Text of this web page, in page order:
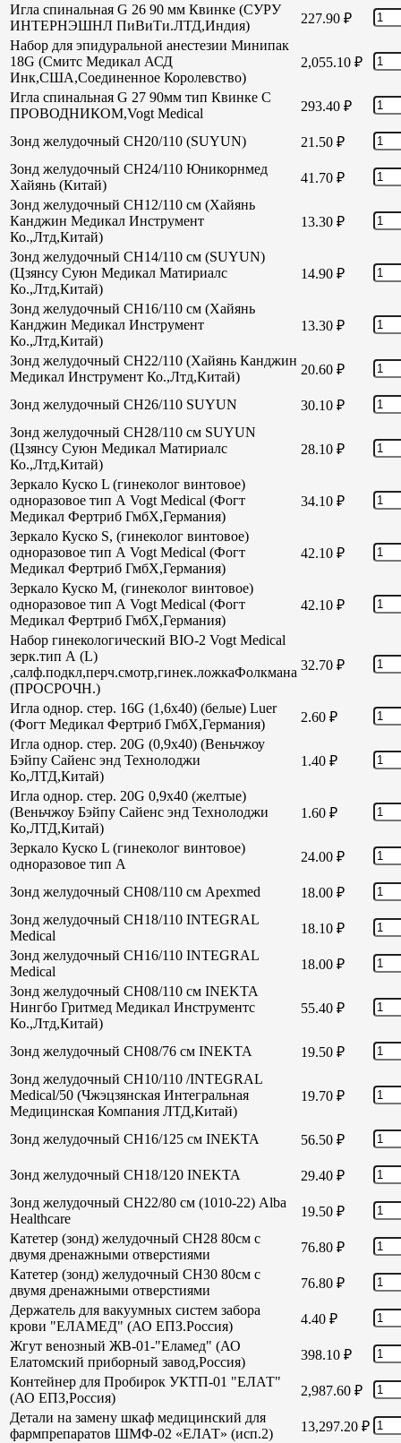
Игла спинальная G 26 90 мм Квинке (СУРУ
ИНТЕРНЭШНЛ ПиВиТи.ЛТД,Индия)
227.90 ₽
Набор для эпидуральной анестезии Минипак
18G (Смитс Медикал АСД
Инк,США,Соединенное Королевство)
2,055.10 ₽
Игла спинальная G 27 90мм тип Квинке С
ПРОВОДНИКОМ,Vogt Medical
293.40 ₽
Зонд желудочный СН20/110 (SUYUN) 21.50 ₽
Зонд желудочный СН24/110 Юникорнмед
Хайянь (Китай)
41.70 ₽
Зонд желудочный CH12/110 см (Хайянь
Канджин Медикал Инструмент
Ко.,Лтд,Китай)
13.30 ₽
Зонд желудочный CH14/110 см (SUYUN)
(Цзянсу Суюн Медикал Матириалс
Ко.,Лтд,Китай)
14.90 ₽
Зонд желудочный CH16/110 см (Хайянь
Канджин Медикал Инструмент
Ко.,Лтд,Китай)
13.30 ₽
Зонд желудочный СН22/110 (Хайянь Канджин
Медикал Инструмент Ко.,Лтд,Китай)
20.60 ₽
Зонд желудочный СН26/110 SUYUN 30.10 ₽
Зонд желудочный СН28/110 см SUYUN
(Цзянсу Суюн Медикал Матириалс
Ко.,Лтд,Китай)
28.10 ₽
Зеркало Куско L (гинеколог винтовое)
одноразовое тип А Vogt Medical (Фогт
Медикал Фертриб ГмбХ,Германия)
34.10 ₽
Зеркало Куско S, (гинеколог винтовое)
одноразовое тип А Vogt Medical (Фогт
Медикал Фертриб ГмбХ,Германия)
42.10 ₽
Зеркало Куско М, (гинеколог винтовое)
одноразовое тип А Vogt Medical (Фогт
Медикал Фертриб ГмбХ,Германия)
42.10 ₽
Набор гинекологический BIO-2 Vogt Medical
зерк.тип А (L)
,салф.подкл,перч.смотр,гинек.ложкаФолкмана
(ПРОСРОЧН.)
32.70 ₽
Игла однор. стер. 16G (1,6х40) (белые) Luer
(Фогт Медикал Фертриб ГмбХ,Германия)
2.60 ₽
Игла однор. стер. 20G (0,9х40) (Веньчжоу
Бэйпу Сайенс энд Технолоджи
Ко,ЛТД,Китай)
1.40 ₽
Игла однор. стер. 20G 0,9х40 (желтые)
(Веньчжоу Бэйпу Сайенс энд Технолоджи
Ко,ЛТД,Китай)
1.60 ₽
Зеркало Куско L (гинеколог винтовое)
одноразовое тип А
24.00 ₽
Зонд желудочный СН08/110 см Apexmed 18.00 ₽
Зонд желудочный СН18/110 INTEGRAL
Medical
18.10 ₽
Зонд желудочный СН16/110 INTEGRAL
Medical
18.00 ₽
Зонд желудочный СН08/110 см INEKTA
Нингбо Гритмед Медикал Инструментс
Ко.,Лтд,Китай)
55.40 ₽
Зонд желудочный СН08/76 см INEKTA 19.50 ₽
Зонд желудочный СН10/110 /INTEGRAL
Medical/50 (Чжэцзянская Интегральная
Медицинская Компания ЛТД,Китай)
19.70 ₽
Зонд желудочный СН16/125 см INEKTA 56.50 ₽
Зонд желудочный СН18/120 INEKTA 29.40 ₽
Зонд желудочный СН22/80 см (1010-22) Alba
Healthcare
19.50 ₽
Катетер (зонд) желудочный СН28 80см с
двумя дренажными отверстиями
76.80 ₽
Катетер (зонд) желудочный СН30 80см с
двумя дренажными отверстиями
76.80 ₽
Держатель для вакуумных систем забора
крови "ЕЛАМЕД" (АО ЕПЗ.Россия)
4.40 ₽
Жгут венозный ЖВ-01-"Еламед" (АО
Елатомский приборный завод,Россия)
398.10 ₽
Контейнер для Пробирок УКТП-01 "ЕЛАТ"
(АО ЕПЗ,Россия)
2,987.60 ₽
Детали на замену шкаф медицинский для
фармпрепаратов ШМФ-02 «ЕЛАТ» (исп.2)
13,297.20 ₽